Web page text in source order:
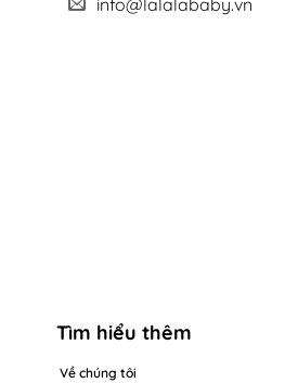
Tìm hiểu thêm
Về chúng tôi